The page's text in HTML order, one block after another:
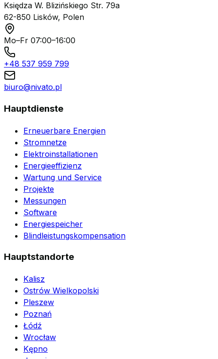
Księdza W. Blizińskiego Str. 79a
62-850 Lisków, Polen
Mo–Fr 07:00–16:00
+48 537 959 799
biuro@nivato.pl
Hauptdienste
Erneuerbare Energien
Stromnetze
Elektroinstallationen
Energieeffizienz
Wartung und Service
Projekte
Messungen
Software
Energiespeicher
Blindleistungskompensation
Hauptstandorte
Kalisz
Ostrów Wielkopolski
Pleszew
Poznań
Łódź
Wrocław
Kępno